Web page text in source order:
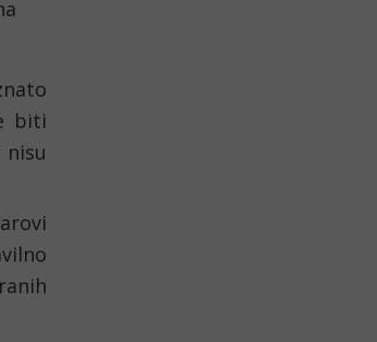
biti